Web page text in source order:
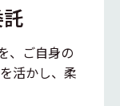
、ご自身の
活かし、柔